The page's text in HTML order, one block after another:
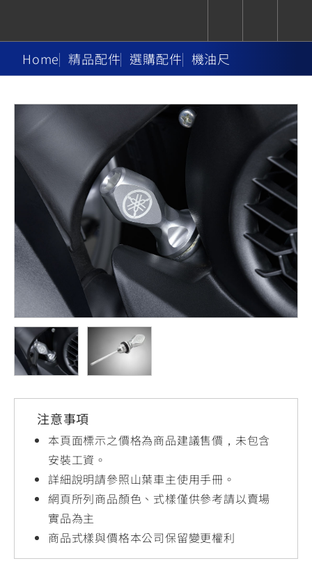
Super
Hyper
Naked
Sport
Heritage
550+
YZF-R7
YZF-R3
251~549
YZF-R15
150
MT-
09
Y-
AMT
550+
09
550+
MT-
07
Y-
AMT
07
MT-
251~549
MT-
150
XSR
700
XSR
155
150
Premium Sport Fashion Family
550+
XMAX
251~549
NMAX
150
AUGUR
150
CYGNUS
XR
150
CYGNUS
X
FORCE
2.0
150
RS NEO
125
Vinoora
125
PW50
AXIS
Z /
Zii
125
JOG
125
CUXiE
追蹤愛車
我的愛車
Home 精品配件 選購配件 機油尺
注意事項
本頁面標示之價格為商品建議售價，未包含
安裝工資。
詳細說明請參照山葉車主使用手冊。
網頁所列商品顏色、式樣僅供參考請以賣場
實品為主
商品式樣與價格本公司保留變更權利